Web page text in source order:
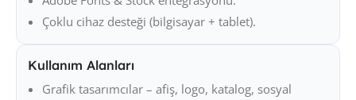
Çoklu cihaz desteği (bilgisayar + tablet).
Kullanım Alanları
Grafik tasarımcılar – afiş, logo, katalog, sosyal